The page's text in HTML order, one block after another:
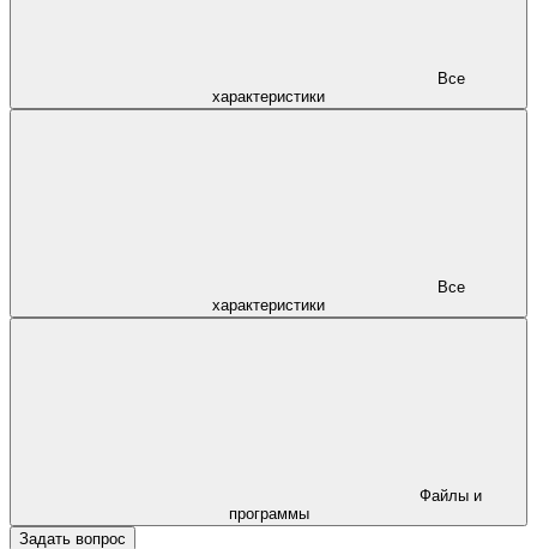
характеристики
характеристики
программы
Задать вопрос